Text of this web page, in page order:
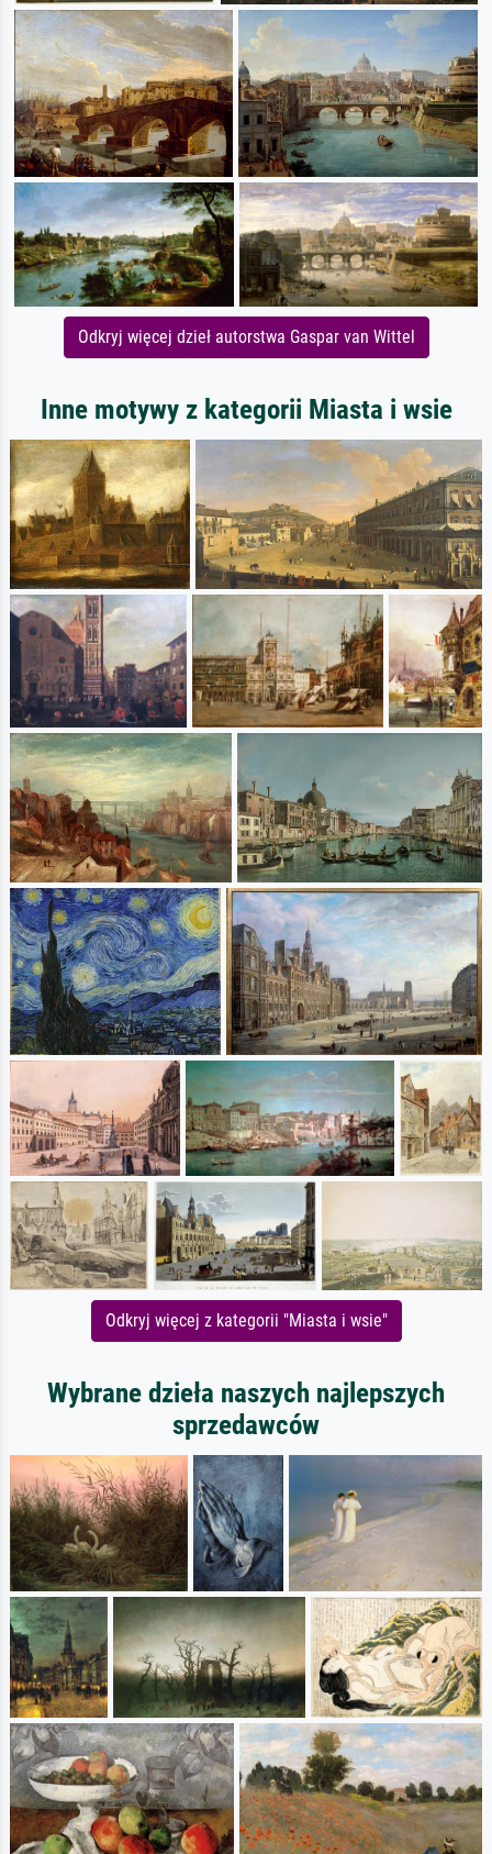
Odkryj więcej dzieł autorstwa Gaspar van Wittel
Inne motywy z kategorii Miasta i wsie
Odkryj więcej z kategorii "Miasta i wsie"
Wybrane dzieła naszych najlepszych
sprzedawców